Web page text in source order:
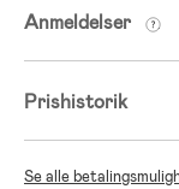
Anmeldelser
Prishistorik
Se alle